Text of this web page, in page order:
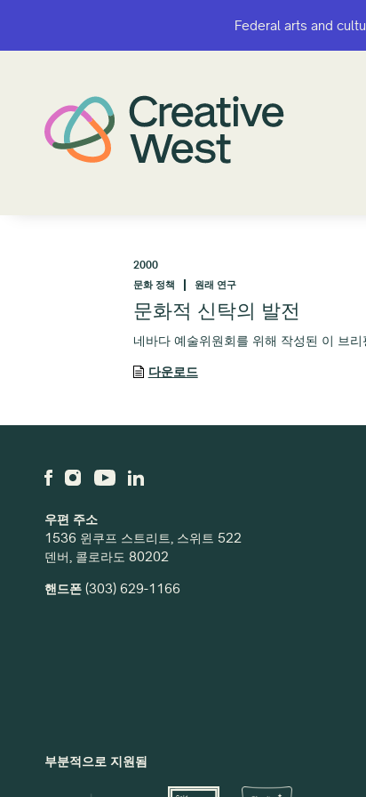
Federal arts and
Federal arts and
2000
문화 정책
원래 연구
문화적 신탁의 발전
네바다 예술위원회를 위해 작성된 이 브
다운로드
우편 주소
1536 윈쿠프 스트리트, 스위트 522
덴버, 콜로라도 80202
핸드폰 (303) 629-1166
부분적으로 지원됨